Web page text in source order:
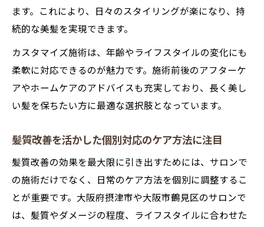
ます。これにより、日々のスタイリングが楽になり、持
続的な美髪を実現できます。
カスタマイズ施術は、年齢やライフスタイルの変化にも
柔軟に対応できるのが魅力です。施術前後のアフターケ
アやホームケアのアドバイスも充実しており、長く美し
い髪を保ちたい方に最適な選択肢となっています。
髪質改善を活かした個別対応のケア方法に注目
髪質改善の効果を最大限に引き出すためには、サロンで
の施術だけでなく、日常のケア方法を個別に調整するこ
とが重要です。大阪府摂津市や大阪市鶴見区のサロンで
は、髪質やダメージの程度、ライフスタイルに合わせた